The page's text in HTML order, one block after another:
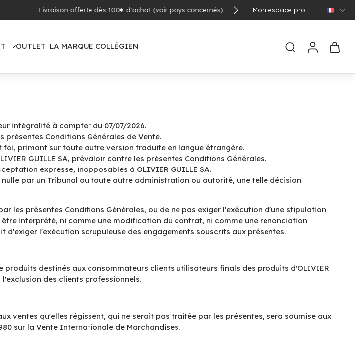
Mon espace pro
pays concernés) 🌞
OUTLET LA MARQUE COLLÉGIEN
intégralité à compter du 07/07/2026.
présentes Conditions Générales de Vente.
primant sur toute autre version traduite en langue étrangère.
GUILLE SA, prévaloir contre les présentes Conditions Générales.
expresse, inopposables à OLIVIER GUILLE SA.
par un Tribunal ou toute autre administration ou autorité, une telle décision
les présentes Conditions Générales, ou de ne pas exiger l'exécution d'une stipulation
interprété, ni comme une modification du contrat, ni comme une renonciation
l'exécution scrupuleuse des engagements souscrits aux présentes.
destinés aux consommateurs clients utilisateurs finals des produits d'OLIVIER
l'exclusion des clients professionnels.
ventes qu'elles régissent, qui ne serait pas traitée par les présentes, sera soumise aux
sur la Vente Internationale de Marchandises.